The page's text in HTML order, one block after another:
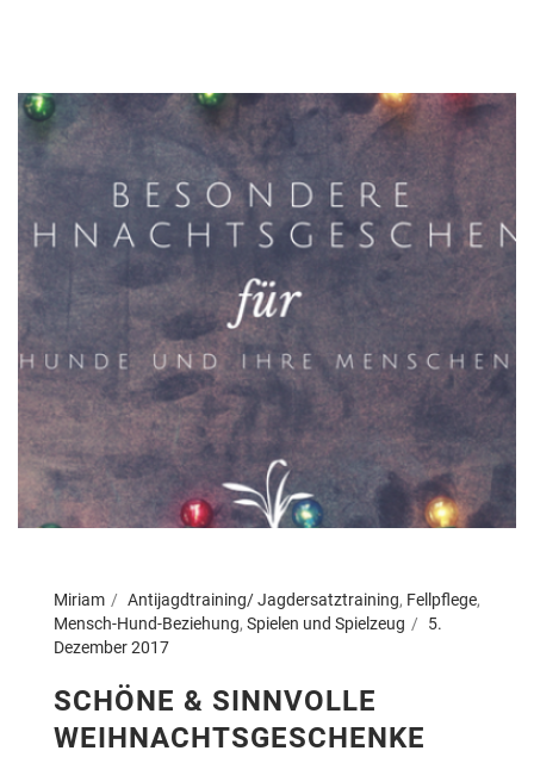
Miriam Antijagdtraining/ Jagdersatztraining, Fellpflege,
Mensch-Hund-Beziehung, Spielen und Spielzeug
5.
Dezember 2017
SCHÖNE & SINNVOLLE
WEIHNACHTSGESCHENKE